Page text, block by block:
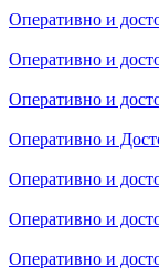
Оперативно и
Оперативно и
Оперативно и
Оперативно и
Оперативно и
Оперативно и
Оперативно и